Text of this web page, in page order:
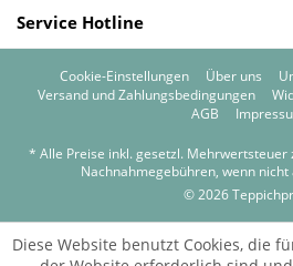
Service Hotline
Cookie-Einstellungen Über uns
Versand und Zahlungsbedingungen
AGB
* Alle Preise inkl. gesetzl. Mehrwertsteuer
Nachnahmegebühren, wenn
© 2026
Diese Website benutzt Cookies, die